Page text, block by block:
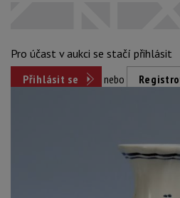
Pro účast v aukci se stačí přihlásit
Přihlásit se
nebo